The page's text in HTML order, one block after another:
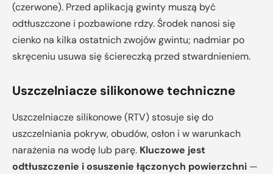
(czerwone). Przed aplikacją gwinty muszą być
odtłuszczone i pozbawione rdzy. Środek nanosi się
cienko na kilka ostatnich zwojów gwintu; nadmiar po
skręceniu usuwa się ściereczką przed stwardnieniem.
Uszczelniacze silikonowe techniczne
Uszczelniacze silikonowe (RTV) stosuje się do
uszczelniania pokryw, obudów, osłon i w warunkach
narażenia na wodę lub parę. Kluczowe jest
odtłuszczenie i osuszenie łączonych powierzchni —